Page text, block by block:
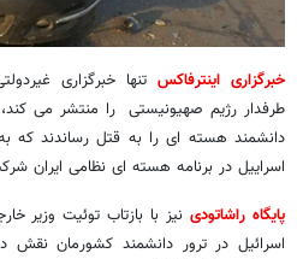
خبرگزاری اینترفاکس تنها خبرگزاری
طرفدار رژیم صهیونیستی را منتشر می
دانشمند هسته ای را به قتل رساندند که
اسراییل در برنامه هسته ای نظامی ایران
پایگاه راشاتودینیز با بازتاب توئیت وزیر
اسرائیل در ترور دانشمند کشورمان نقش